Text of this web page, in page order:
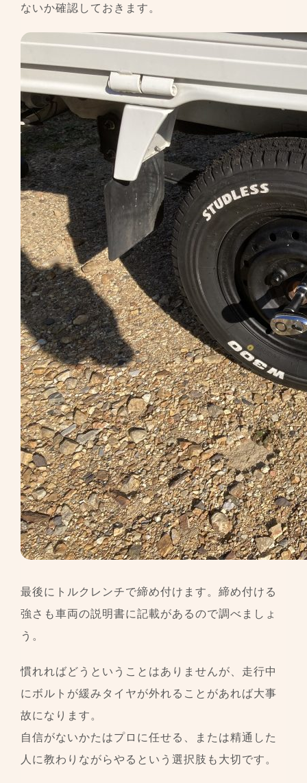
ないか確認しておきます。
最後にトルクレンチで締め付けます。締め付ける
強さも車両の説明書に記載があるので調べましょ
う。
慣れればどうということはありませんが、走行中
にボルトが緩みタイヤが外れることがあれば大事
故になります。
自信がないかたはプロに任せる、または精通した
人に教わりながらやるという選択肢も大切です。